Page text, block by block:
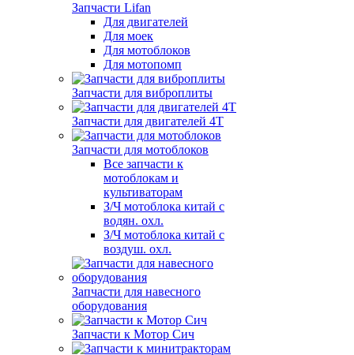
Запчасти Lifan
Для двигателей
Для моек
Для мотоблоков
Для мотопомп
Запчасти для виброплиты
Запчасти для двигателей 4Т
Запчасти для мотоблоков
Все запчасти к
мотоблокам и
культиваторам
З/Ч мотоблока китай с
водян. охл.
З/Ч мотоблока китай с
воздуш. охл.
Запчасти для навесного
оборудования
Запчасти к Мотор Сич